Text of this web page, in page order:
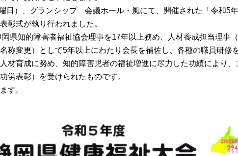
日）、グランシップ 会議ホール・風にて、開催された「令和5
彰式が執り行われました。
県知的障害者福祉協会理事を17年以上務め、人材養成担当理事
称変更）として5年以上にわたり会長を補佐し、各種の職員研修
材育成に努め、知的障害児者の福祉増進に尽力した功績により、
労表彰）を受けられたものです。
す。